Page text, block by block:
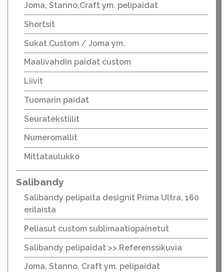
Joma, Stanno,Craft ym. pelipaidat
Shortsit
Sukat Custom / Joma ym.
Maalivahdin paidat custom
Liivit
Tuomarin paidat
Seuratekstiilit
Numeromallit
Mittataulukko
Salibandy
Salibandy pelipaita designit Prima Ultra, 160
erilaista
Peliasut custom sublimaatiopainetut
Salibandy pelipaidat >> Referenssikuvia
Joma, Stanno, Craft ym. pelipaidat